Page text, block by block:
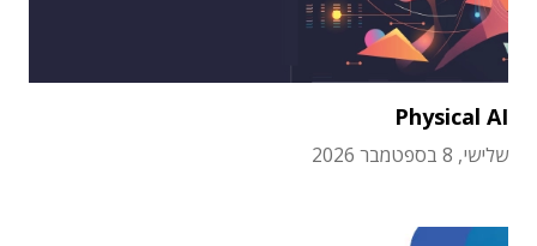
Physical AI
שלישי, 8 בספטמבר 2026